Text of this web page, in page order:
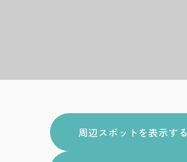
周辺スポットを表示する